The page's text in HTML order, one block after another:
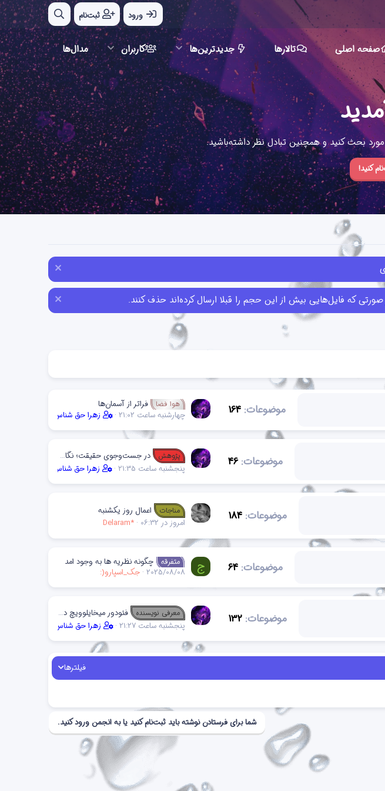
ورود ثبت‌نام
صفحه اصلی تالارها جدیدترین‌ها کاربران مدال‌ها
بحث کنید و همچنین تبادل نظر داشته‌باشید.
کنید!
موضوعات 164 هوا فضا
فراتر از آسمان‌ها
چهارشنبه ساعت 21:02
زهرا حق شناس
موضوعات 46 پژوهش
در جست‌وجوی حقیقت؛ نگاهی به پژوهش‌های مهم جهان
پنجشنبه ساعت 21:35
زهرا حق شناس
موضوعات 184 مناجات
اعمال روز یکشنبه
امروز در 06:32
Delaram*
موضوعات 64 ج متفرقه
چگونه نظریه ها به وجود امد
2025/08/08 جک_اسپارو(:
موضوعات 132 معرفی نویسنده
فئودور میخایلوویچ داستایفسکی
پنجشنبه ساعت 21:27
زهرا حق شناس
فیلترها
شما برای فرستادن نوشته باید ثبت‌نام کنید یا به انجمن ورود کنید.